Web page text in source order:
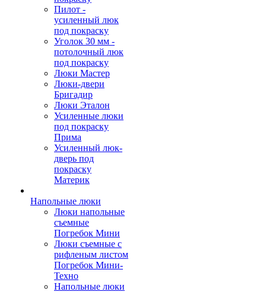
Пилот -
усиленный люк
под покраску
Уголок 30 мм -
потолочный люк
под покраску
Люки Мастер
Люки-двери
Бригадир
Люки Эталон
Усиленные люки
под покраску
Прима
Усиленный люк-
дверь под
покраску
Материк
Напольные люки
Люки напольные
съемные
Погребок Мини
Люки съемные с
рифленым листом
Погребок Мини-
Техно
Напольные люки